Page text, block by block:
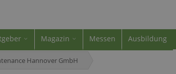
Magazin Messen Ausbildung
Hannover GmbH